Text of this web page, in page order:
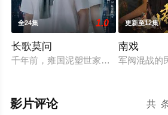
全24集 1.0
长歌莫问
千年前，雍国泥塑世家楚门因进贡的“
更新至12集
南戏
军阀混战的
共
影片评论